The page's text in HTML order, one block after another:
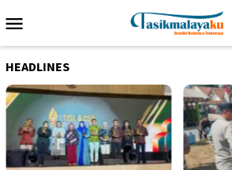
ke
Mobile
HEADLINES